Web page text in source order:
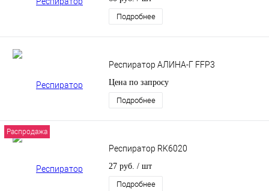
Подробнее
Респиратор АЛИНА-Г FFP3
Цена по запросу
Подробнее
Распродажа
Респиратор RK6020
27 руб. / шт
Подробнее